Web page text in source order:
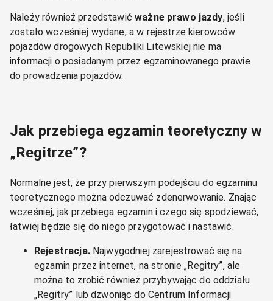
Należy również przedstawićważne prawo jazdy, jeśli
zostało wcześniej wydane, a w rejestrze kierowców
pojazdów drogowych Republiki Litewskiej nie ma
informacji o posiadanym przez egzaminowanego prawie
do prowadzenia pojazdów.
Jak przebiega egzamin teoretyczny w
„Regitrze”?
Normalne jest, że przy pierwszym podejściu do egzaminu
teoretycznego można odczuwać zdenerwowanie. Znając
wcześniej, jak przebiega egzamin i czego się spodziewać,
łatwiej będzie się do niego przygotować i nastawić.
Rejestracja.Najwygodniej zarejestrować się na
egzamin przez internet, na stronie „Regitry”, ale
można to zrobić również przybywając do oddziału
„Regitry” lub dzwoniąc do Centrum Informacji